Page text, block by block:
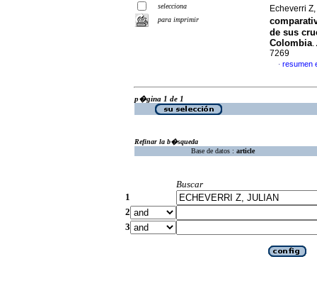
selecciona
para imprimir
Echeverri
de sus
Colombia.
7269
· resumen
p�gina 1 de 1
Refinar la b�squeda
Base de datos : article
Buscar
1
2
3